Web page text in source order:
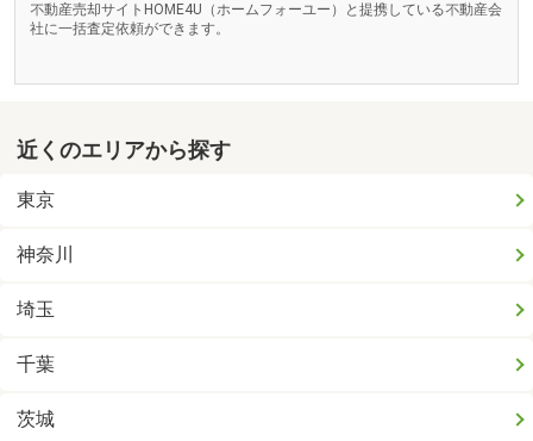
不動産売却サイトHOME4U（ホームフォーユー）と提携している不動産会
社に一括査定依頼ができます。
近くのエリアから探す
東京
神奈川
埼玉
千葉
茨城